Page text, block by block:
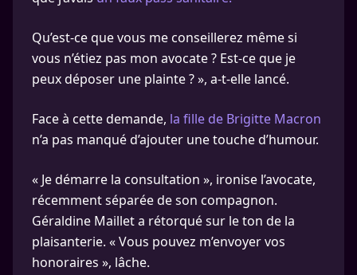
Qu’est-ce que vous me conseillerez même si
vous n’étiez pas mon avocate ? Est-ce que je
peux déposer une plainte ? », a-t-elle lancé.
Face à cette demande, la fille de Brigitte Macron
n’a pas manqué d’ajouter une touche d’humour.
« Je démarre la consultation », ironise l’avocate,
récemment séparée de son compagnon.
Géraldine Maillet a rétorqué sur le ton de la
plaisanterie. « Vous pouvez m’envoyer vos
honoraires », lâche.